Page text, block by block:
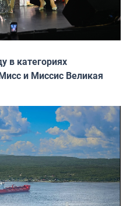
в категориях
и Миссис Великая